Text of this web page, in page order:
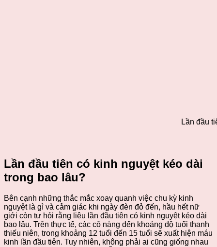
Lần đầu
Lần đầu tiên có kinh nguyệt kéo dài
trong bao lâu?
Bên cạnh những thắc mắc xoay quanh việc chu kỳ kinh
nguyệt là gì và cảm giác khi ngày đèn đỏ đến, hầu hết nữ
giới còn tự hỏi rằng liệu lần đầu tiên có kinh nguyệt kéo dài
bao lâu. Trên thực tế, các cô nàng đến khoảng độ tuổi thanh
thiếu niên, trong khoảng 12 tuổi đến 15 tuổi sẽ xuất hiện máu
kinh lần đầu tiên. Tuy nhiên, không phải ai cũng giống nhau